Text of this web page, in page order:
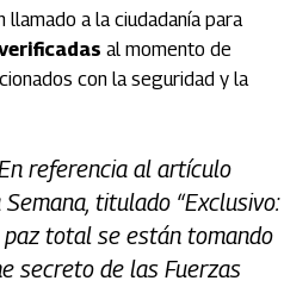
llamado a la ciudadanía para
al momento de
con la seguridad y la
referencia al artículo
titulado “Exclusivo:
total se están tomando
secreto de las Fuerzas